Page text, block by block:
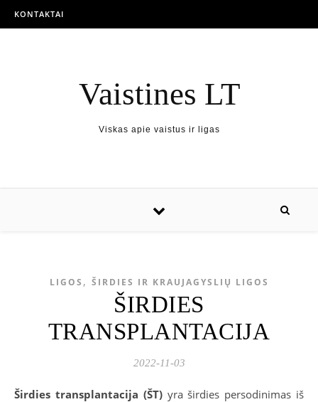
KONTAKTAI
Vaistines LT
Viskas apie vaistus ir ligas
LIGOS , ŠIRDIES IR KRAUJAGYSLIŲ LIGOS
ŠIRDIES
TRANSPLANTACIJA
2022-11-03
Širdies transplantacija (ŠT) yra širdies persodinimas iš